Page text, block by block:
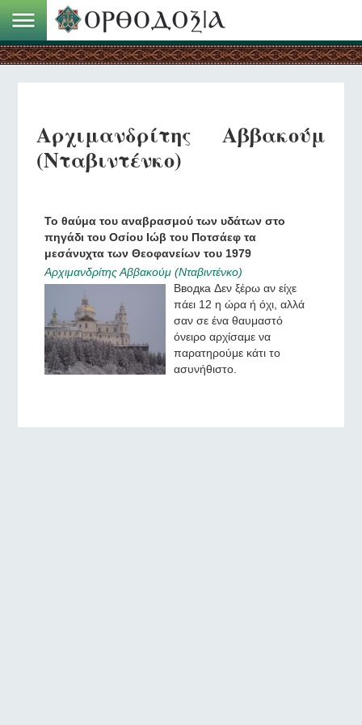
Αρχιμανδρίτης Αββακούμ
(Νταβιντένκο)
Το θαύμα του αναβρασμού των υδάτων στο
πηγάδι του Οσίου Ιώβ του Ποτσάεφ τα
μεσάνυχτα των Θεοφανείων του 1979
Αρχιμανδρίτης Αββακούμ (Νταβιντένκο)
Вводка Δεν ξέρω αν είχε
πάει 12 η ώρα ή όχι, αλλά
σαν σε ένα θαυμαστό
όνειρο αρχίσαμε να
παρατηρούμε κάτι το
ασυνήθιστο.